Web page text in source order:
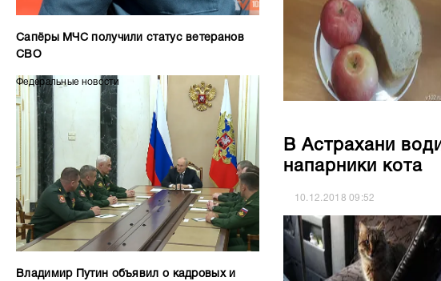
Сапёры МЧС получили статус ветеранов
СВО
Федеральные новости
Владимир Путин объявил о кадровых и
В Астрахани
напарники кота
10.12.201809:52